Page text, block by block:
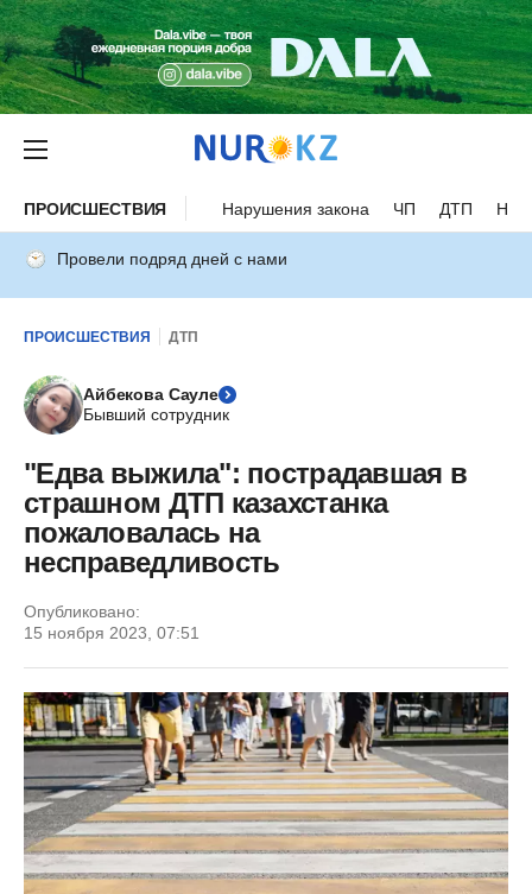
ПРОИСШЕСТВИЯ Нарушения закона ЧП ДТП
Провели подряд дней с нами
ПРОИСШЕСТВИЯ ДТП
Айбекова Сауле
Бывший сотрудник
"Едва выжила": пострадавшая в
страшном ДТП казахстанка
пожаловалась на
несправедливость
Опубликовано:
15 ноября 2023, 07:51